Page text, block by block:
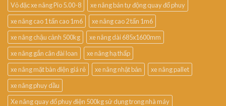
Vỏ đặc xe nâng Pio 5.00-8
xe nâng bán tự động quay đổ phuy
xe nâng cao 1 tấn cao 1m6
xe nâng cao 2 tấn 1m6
xe nâng chậu cảnh 500kg
xe nâng dài 685x1600mm
xe nâng gắn cân đài loan
xe nâng hạ thấp
xe nâng mặt bàn điện giá rẻ
xe nâng nhật bản
xe nâng pallet
xe nâng phuy dầu
Xe nâng quay đổ phuy điện 500kg sử dụng trong nhà máy